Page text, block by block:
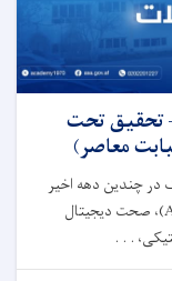
تحقیق تحت
معاصر)
در چندین دهه اخیر
بوده است. هوش مصنوعی (Artificial Intelligence)، صحت دیجیتال